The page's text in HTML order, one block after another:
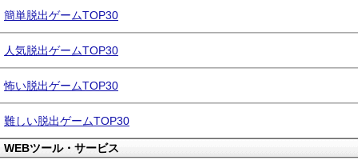
簡単脱出ゲームTOP30
人気脱出ゲームTOP30
怖い脱出ゲームTOP30
難しい脱出ゲームTOP30
WEBツール・サービス